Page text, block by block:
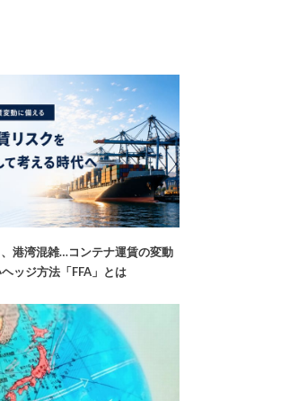
港湾混雑…コンテナ運賃の変動
ッジ方法「FFA」とは